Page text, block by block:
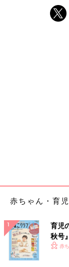
「あまりの体型
声が多いようです
質が変わったよう
産後のママたち
した。
赤ちゃん・育
育児
秋号
いっ
赤